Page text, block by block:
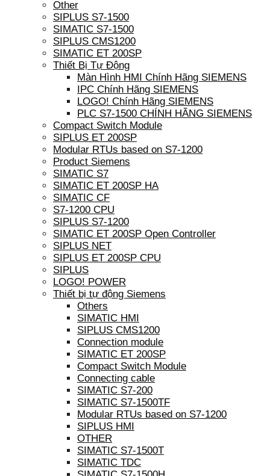
Other
SIPLUS S7-1500
SIMATIC S7-1500
SIPLUS CMS1200
SIMATIC ET 200SP
Thiết Bị Tự Động
Màn Hình HMI Chính Hãng SIEMENS
IPC Chính Hãng SIEMENS
LOGO! Chính Hãng SIEMENS
PLC S7-1500 CHÍNH HÃNG SIEMENS
Compact Switch Module
SIPLUS ET 200SP
Modular RTUs based on S7-1200
Product Siemens
SIMATIC S7
SIMATIC ET 200SP HA
SIMATIC CF
S7-1200 CPU
SIPLUS S7-1200
SIMATIC ET 200SP Open Controller
SIPLUS NET
SIPLUS ET 200SP CPU
SIPLUS
LOGO! POWER
Thiết bị tự động Siemens
Others
SIMATIC HMI
SIPLUS CMS1200
Connection module
SIMATIC ET 200SP
Compact Switch Module
Connecting cable
SIMATIC S7-200
SIMATIC S7-1500TF
Modular RTUs based on S7-1200
SIPLUS HMI
OTHER
SIMATIC S7-1500T
SIMATIC TDC